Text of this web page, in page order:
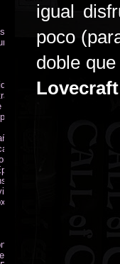
igual
poco
doble
Movies
vol. 2
2
en el viento
Episode